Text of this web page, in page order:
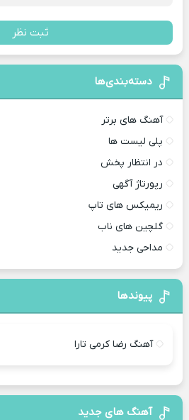
ثبت نظر
دسته‌بندی‌ها
آهنگ های برتر
پلی لیست ها
در انتظار پخش
رپورتاژ آگهی
ریمیکس های تاپ
گلچین های ناب
مداحی جدید
پیوندها
آهنگ رضا کرمی تارا
آهنگ های جدید